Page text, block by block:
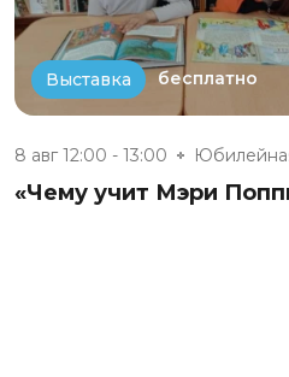
Выставка бесплатно
8 авг 12:00 - 13:00
«Чему учит Мэри